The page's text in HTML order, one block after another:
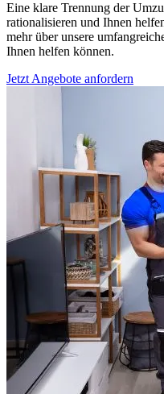
Eine klare Trennung der
rationalisieren und Ihnen
mehr über unsere
Ihnen helfen können.
Jetzt Angebote anfordern